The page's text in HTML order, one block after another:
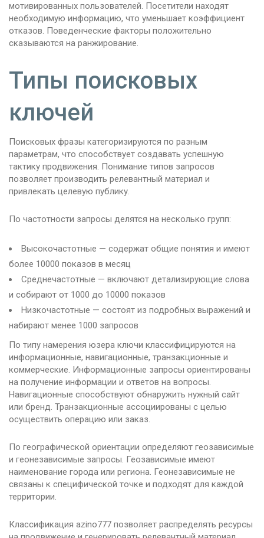
мотивированных пользователей. Посетители находят
необходимую информацию, что уменьшает коэффициент
отказов. Поведенческие факторы положительно
сказываются на ранжирование.
Типы поисковых
ключей
Поисковых фразы категоризируются по разным
параметрам, что способствует создавать успешную
тактику продвижения. Понимание типов запросов
позволяет производить релевантный материал и
привлекать целевую публику.
По частотности запросы делятся на несколько групп:
Высокочастотные — содержат общие понятия и имеют
более 10000 показов в месяц
Среднечастотные — включают детализирующие слова
и собирают от 1000 до 10000 показов
Низкочастотные — состоят из подробных выражений и
набирают менее 1000 запросов
По типу намерения юзера ключи классифицируются на
информационные, навигационные, транзакционные и
коммерческие. Информационные запросы ориентированы
на получение информации и ответов на вопросы.
Навигационные способствуют обнаружить нужный сайт
или бренд. Транзакционные ассоциированы с целью
осуществить операцию или заказ.
По географической ориентации определяют геозависимые
и геонезависимые запросы. Геозависимые имеют
наименование города или региона. Геонезависимые не
связаны к специфической точке и подходят для каждой
территории.
Классификация azino777 позволяет распределять ресурсы